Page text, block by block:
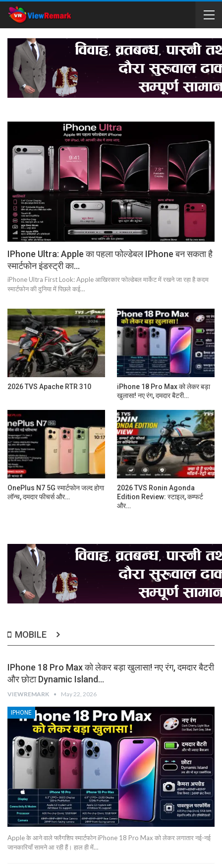
IPhone Ultra: Apple का पहला फोल्डेबल IPhone बन सकता है
स्मार्टफोन इंडस्ट्री का…
iPhone Ultra First Look: Apple आखिरकार फोल्डेबल मार्केट में रखने जा रहा है कदम
स्मार्टफोन की दुनिया में पिछले कई…
2026 TVS Apache RTR 310
iPhone 18 Pro Max को लेकर बड़ा
खुलासा! नए रंग, दमदार बैटरी…
OnePlus N7 5G स्मार्टफोन जल्द होगा
लॉन्च, दमदार फीचर्स और…
2026 TVS Ronin Agonda
Edition Review: स्टाइल, कम्फर्ट
और…
MOBILE
IPhone 18 Pro Max को लेकर बड़ा खुलासा! नए रंग, दमदार बैटरी
और छोटा Dynamic Island…
VIEWREMARK May 22, 2026
IPHONE
Apple के आने वाले फ्लैगशिप स्मार्टफोन iPhone 18 Pro Max को लेकर लगातार नई-नई
जानकारियाँ सामने आ रही हैं। हाल ही में…